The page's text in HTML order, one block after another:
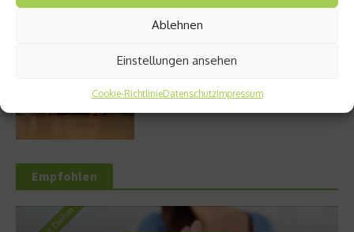
Ablehnen
Einstellungen ansehen
Cookie-RichtlinieDatenschutzImpressum
Stuhlgang – wie oft ist eigentlich normal?
Empfohlen